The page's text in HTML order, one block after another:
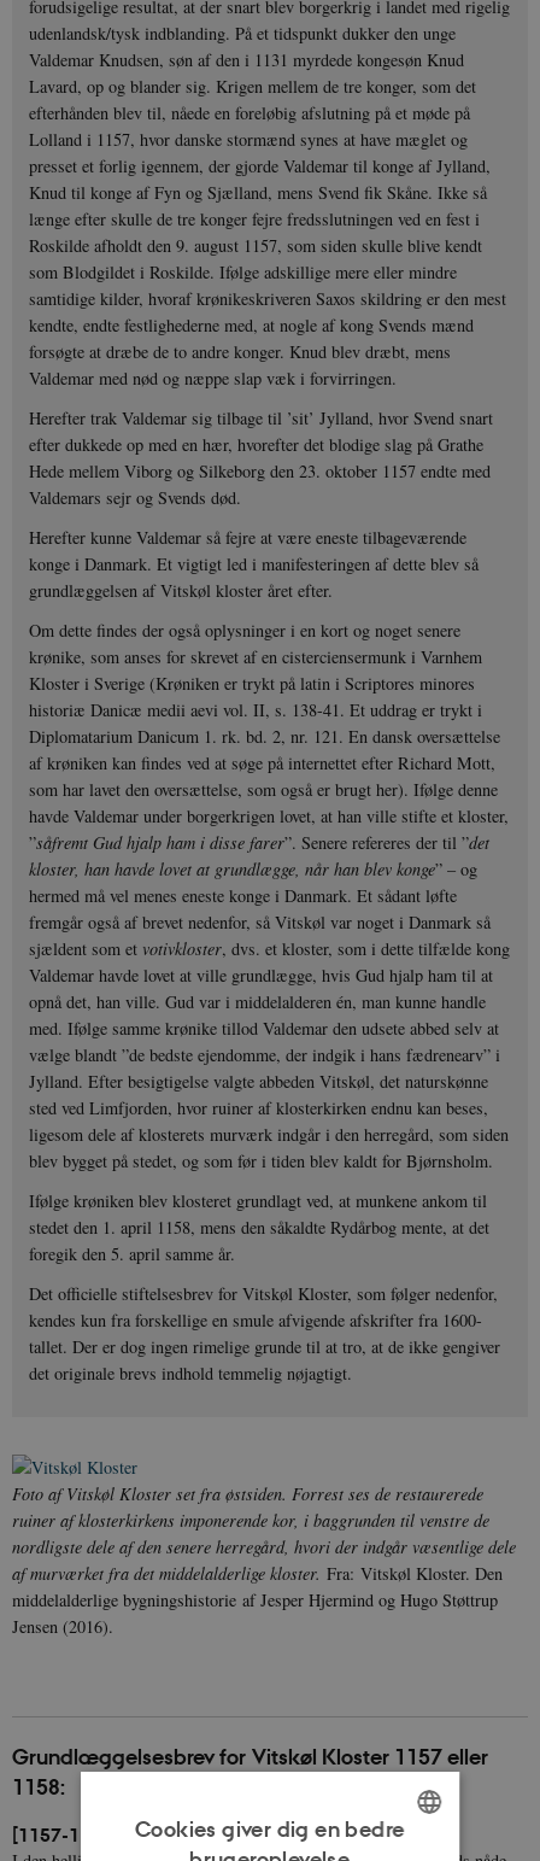
forudsigelige resultat, at der snart blev borgerkrig i landet med rigelig
udenlandsk/tysk indblanding. På et tidspunkt dukker den unge
Valdemar Knudsen, søn af den i 1131 myrdede kongesøn Knud
Lavard, op og blander sig. Krigen mellem de tre konger, som det
efterhånden blev til, nåede en foreløbig afslutning på et møde på
Lolland i 1157, hvor danske stormænd synes at have mæglet og
presset et forlig igennem, der gjorde Valdemar til konge af Jylland,
Knud til konge af Fyn og Sjælland, mens Svend fik Skåne. Ikke så
længe efter skulle de tre konger fejre fredsslutningen ved en fest i
Roskilde afholdt den 9. august 1157, som siden skulle blive kendt
som Blodgildet i Roskilde. Ifølge adskillige mere eller mindre
samtidige kilder, hvoraf krønikeskriveren Saxos skildring er den mest
kendte, endte festlighederne med, at nogle af kong Svends mænd
forsøgte at dræbe de to andre konger. Knud blev dræbt, mens
Valdemar med nød og næppe slap væk i forvirringen.
Herefter trak Valdemar sig tilbage til ’sit’ Jylland, hvor Svend snart
efter dukkede op med en hær, hvorefter det blodige slag på Grathe
Hede mellem Viborg og Silkeborg den 23. oktober 1157 endte med
Valdemars sejr og Svends død.
Herefter kunne Valdemar så fejre at være eneste tilbageværende
konge i Danmark. Et vigtigt led i manifesteringen af dette blev så
grundlæggelsen af Vitskøl kloster året efter.
Om dette findes der også oplysninger i en kort og noget senere
krønike, som anses for skrevet af en cisterciensermunk i Varnhem
Kloster i Sverige (Krøniken er trykt på latin i Scriptores minores
historiæ Danicæ medii aevi vol. II, s. 138-41. Et uddrag er trykt i
Diplomatarium Danicum 1. rk. bd. 2, nr. 121. En dansk oversættelse
af krøniken kan findes ved at søge på internettet efter Richard Mott,
som har lavet den oversættelse, som også er brugt her). Ifølge denne
havde Valdemar under borgerkrigen lovet, at han ville stifte et kloster,
”såfremt Gud hjalp ham i disse farer”. Senere refereres der til ”det
kloster, han havde lovet at grundlægge, når han blev konge” – og
hermed må vel menes eneste konge i Danmark. Et sådant løfte
fremgår også af brevet nedenfor, så Vitskøl var noget i Danmark så
sjældent som et votivkloster, dvs. et kloster, som i dette tilfælde kong
Valdemar havde lovet at ville grundlægge, hvis Gud hjalp ham til at
opnå det, han ville. Gud var i middelalderen én, man kunne handle
med. Ifølge samme krønike tillod Valdemar den udsete abbed selv at
vælge blandt ”de bedste ejendomme, der indgik i hans fædrenearv” i
Jylland. Efter besigtigelse valgte abbeden Vitskøl, det naturskønne
sted ved Limfjorden, hvor ruiner af klosterkirken endnu kan beses,
ligesom dele af klosterets murværk indgår i den herregård, som siden
blev bygget på stedet, og som før i tiden blev kaldt for Bjørnsholm.
Ifølge krøniken blev klosteret grundlagt ved, at munkene ankom til
stedet den 1. april 1158, mens den såkaldte Rydårbog mente, at det
foregik den 5. april samme år.
Det officielle stiftelsesbrev for Vitskøl Kloster, som følger nedenfor,
kendes kun fra forskellige en smule afvigende afskrifter fra 1600-
tallet. Der er dog ingen rimelige grunde til at tro, at de ikke gengiver
det originale brevs indhold temmelig nøjagtigt.
Foto af Vitskøl Kloster set fra østsiden. Forrest ses de restaurerede
ruiner af klosterkirkens imponerende kor, i baggrunden til venstre de
nordligste dele af den senere herregård, hvori der indgår væsentlige dele
af murværket fra det middelalderlige kloster. Fra: Vitskøl Kloster. Den
middelalderlige bygningshistorie af Jesper Hjermind og Hugo Støttrup
Jensen (2016).
Grundlæggelsesbrev for Vitskøl Kloster 1157 eller
1158:
[1157-1158] [1]Cookies giver dig en bedre